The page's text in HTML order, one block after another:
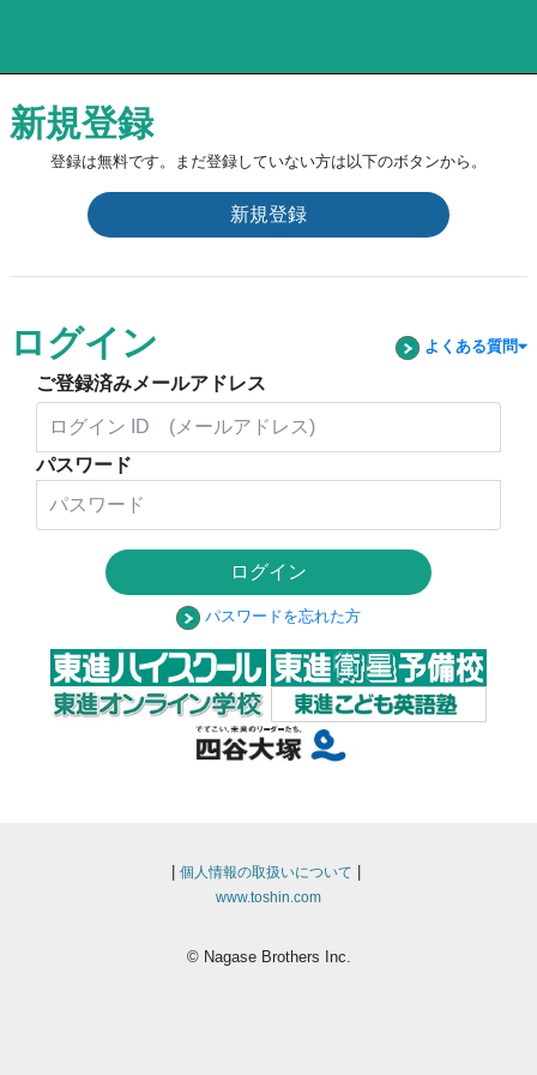
新規登録
登録は無料です。まだ登録していない方は以下のボタンから。
新規登録
ログイン よくある質問
ご登録済みメールアドレス
パスワード
ログイン
パスワードを忘れた方
個人情報の取扱いについて
www.toshin.com
© Nagase Brothers Inc.